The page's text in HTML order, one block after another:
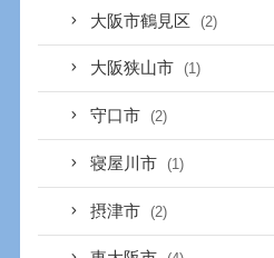
大阪市鶴見区 (2)
大阪狭山市 (1)
守口市 (2)
寝屋川市 (1)
摂津市 (2)